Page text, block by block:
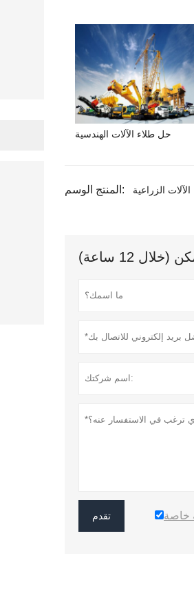
حل طلاء الآلات الهندسية
المنتج الوسم: الآلات الزراعية
12 ساعة)
تقدم خاصة